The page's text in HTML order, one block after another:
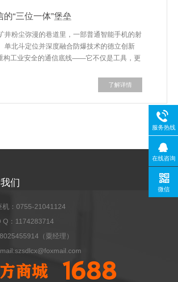
“三位一体”堡垒
粉尘弥漫的巷道里，一部普通智能手机的射
北斗定位并深度融合防爆技术的德立创新
构工业安全的通信底线——它不仅是工具，更
了解详情
们
机：0755-21041124
Q：1174283714
（粟经理）
服务热线
在线咨询
微信